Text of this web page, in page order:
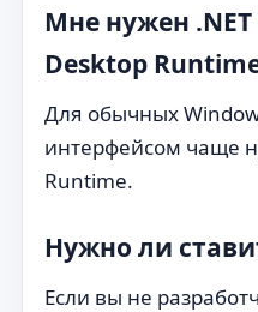
Мне нужен
Desktop
Для обычных
интерфейсом чаще
Runtime.
Нужно ли
Если вы не